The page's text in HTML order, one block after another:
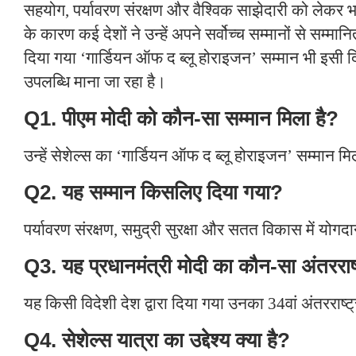
सहयोग, पर्यावरण संरक्षण और वैश्विक साझेदारी को लेकर
के कारण कई देशों ने उन्हें अपने सर्वोच्च सम्मानों से
दिया गया ‘गार्डियन ऑफ द ब्लू होराइजन’ सम्मान भी इसी
उपलब्धि माना जा रहा है।
Q1. पीएम मोदी को कौन-सा सम्मान मिला है?
उन्हें सेशेल्स का ‘गार्डियन ऑफ द ब्लू होराइजन’ सम्मान
Q2. यह सम्मान किसलिए दिया गया?
पर्यावरण संरक्षण, समुद्री सुरक्षा और सतत विकास में
Q3. यह प्रधानमंत्री मोदी का कौन-सा
यह किसी विदेशी देश द्वारा दिया गया उनका 34वां
Q4. सेशेल्स यात्रा का उद्देश्य क्या है?